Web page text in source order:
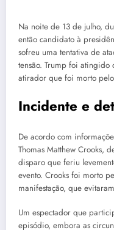
Na noite de 13 de julho,
então candidato à
sofreu uma tentativa de
tensão. Trump foi
atirador que foi morto
Incidente e
De acordo com
Thomas Matthew Crooks,
disparo que feriu
evento. Crooks foi morto
manifestação, que
Um espectador que
episódio, embora as